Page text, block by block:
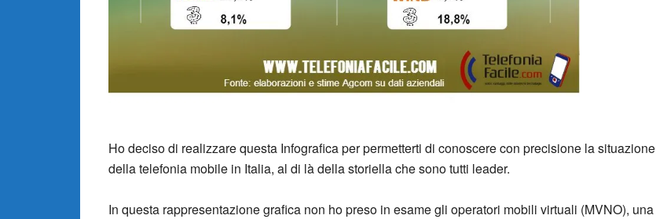
Ho deciso di realizzare questa Infografica per permetterti di conoscere con precisione la situazione
della telefonia mobile in Italia, al di là della storiella che sono tutti leader.
In questa rappresentazione grafica non ho preso in esame gli operatori mobili virtuali (MVNO), una